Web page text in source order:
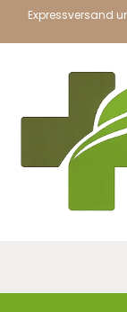
Expressversand